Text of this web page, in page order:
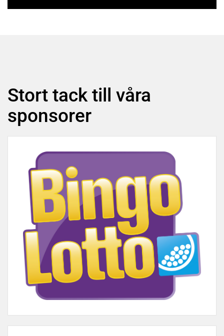
Stort tack till våra
sponsorer